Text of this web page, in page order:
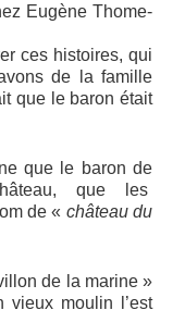
Eugène Thome-
ces histoires, qui
de la famille
que le baron était
que le baron de
que les
de « château du
de la marine »
vieux moulin l’est